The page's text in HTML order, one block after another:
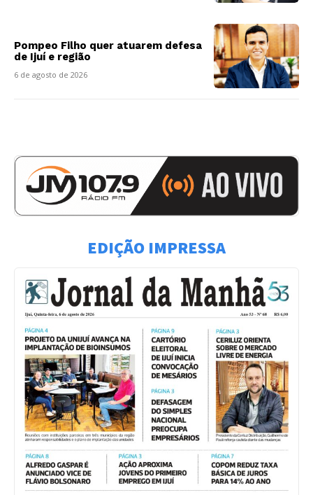
Pompeo Filho quer atuarem defesa
de Ijuí e região
6 de agosto de 2026
EDIÇÃO IMPRESSA